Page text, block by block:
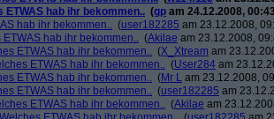
ETWAS hab ihr bekommen.. (gp am 24.12.2008,
hab ihr bekommen.. (user182285 am 23.12.2008,
ETWAS hab ihr bekommen.. (Akilae am 23.12.2008,
ETWAS hab ihr bekommen.. (X_Xtream am
ETWAS hab ihr bekommen.. (User284 am
ETWAS hab ihr bekommen.. (Mr L am 23.12.2008,
ETWAS hab ihr bekommen.. (user182285 am
ETWAS hab ihr bekommen.. (Akilae am